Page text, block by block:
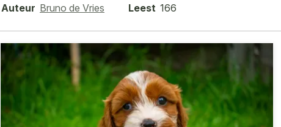
Auteur Bruno de Vries Leest 166